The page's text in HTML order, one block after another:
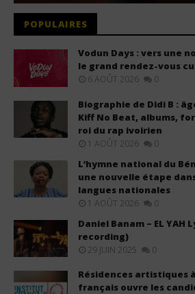
POPULAIRES
Vodun Days : vers une
le grand rendez-vous
6 AOÛT 2026 0
Biographie de Didi B :
Kiff No Beat, albums,
roi du rap ivoirien
1 AOÛT 2026 0
L’hymne national du
une nouvelle étape
langues nationales
1 AOÛT 2026 0
Daniel Banam – EL YAH
recording)
29 JUIN 2025 0
Résidences artistiques
français ouvre les